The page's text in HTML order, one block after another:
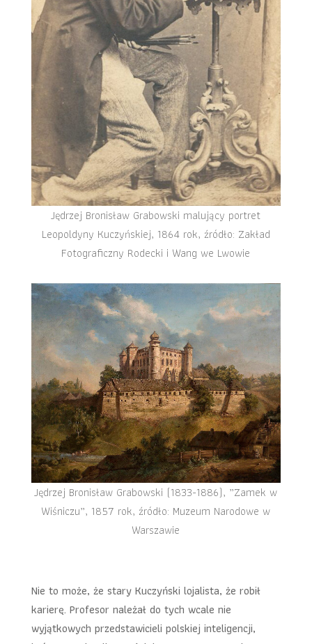
Jędrzej Bronisław Grabowski malujący portret
Leopoldyny Kuczyńskiej, 1864 rok, źródło: Zakład
Fotograficzny Rodecki i Wang we Lwowie
Jędrzej Bronisław Grabowski (1833-1886), „Zamek w
Wiśniczu”, 1857 rok, źródło: Muzeum Narodowe w
Warszawie
Nie to może, że stary Kuczyński lojalista, że robił
karierę. Profesor należał do tych wcale nie
wyjątkowych przedstawicieli polskiej inteligencji,